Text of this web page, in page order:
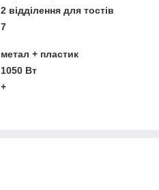
2 відділення для тостів
7
метал + пластик
1050 Вт
+